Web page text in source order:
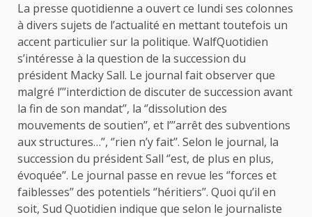
La presse quotidienne a ouvert ce lundi ses colonnes
à divers sujets de l’actualité en mettant toutefois un
accent particulier sur la politique. WalfQuotidien
s’intéresse à la question de la succession du
président Macky Sall. Le journal fait observer que
malgré l’’’interdiction de discuter de succession avant
la fin de son mandat’’, la ‘’dissolution des
mouvements de soutien’’, et l’’’arrêt des subventions
aux structures…’’, ‘’rien n’y fait’’. Selon le journal, la
succession du président Sall ‘’est, de plus en plus,
évoquée’’. Le journal passe en revue les ‘’forces et
faiblesses’’ des potentiels ‘’héritiers’’. Quoi qu’il en
soit, Sud Quotidien indique que selon le journaliste